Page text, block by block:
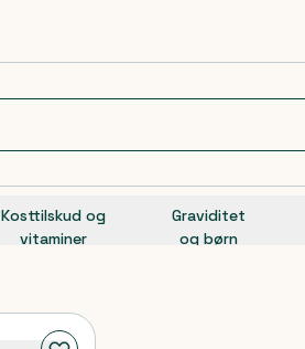
Kosttilskud og
vitaminer
Graviditet
og børn